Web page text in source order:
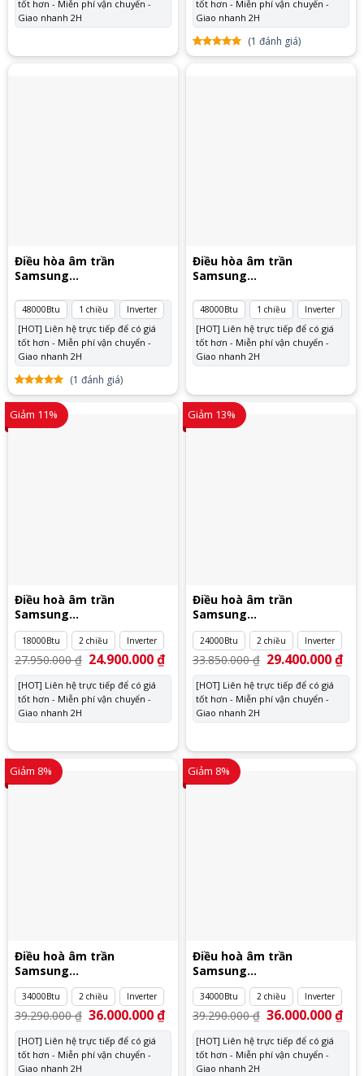
tốt hơn - Miễn phí vận chuyển -
Giao nhanh 2H
tốt hơn - Miễn phí vận chuyển -
Giao nhanh 2H
5.00trên
1
(1 đánh giá)
Điều hòa âm trần
Samsung
48000Btu 1 chiều Inverter
[HOT] Liên hệ trực tiếp để có giá
tốt hơn - Miễn phí vận chuyển -
Giao nhanh 2H
5.00trên
5 dựa
trên
1
đánh
(1 đánh giá)
Điều hòa âm trần
Samsung
48000Btu 1 chiều Inverter
[HOT] Liên hệ trực tiếp để có giá
tốt hơn - Miễn phí vận chuyển -
Giao nhanh 2H
Giảm 11%
Điều hoà âm trần
Samsung
AC052RN4DKG/EU
18000Btu 2 chiều Inverter
27.950.000₫ Giá
gốc
là:
27.950.000 ₫.
24.900.000₫Giá
tại
24.900.000 ₫.
[HOT] Liên hệ trực tiếp để có giá
tốt hơn - Miễn phí vận chuyển -
Giao nhanh 2H
Giảm 13%
Điều hoà âm trần
Samsung
AC071RN4DKG/EU
24000Btu 2 chiều Inverter
33.850.000₫ Giá
gốc
là:
33.850.000 ₫.
29.400.000₫Giá
tại
[HOT] Liên hệ trực tiếp để có giá
tốt hơn - Miễn phí vận chuyển -
Giao nhanh 2H
Giảm 8%
Điều hoà âm trần
Samsung
AC100RN4DKG/EU
34000Btu 2 chiều Inverter
39.290.000₫ Giá
gốc
là:
39.290.000 ₫.
36.000.000₫Giá
tại
36.000.000 ₫.
[HOT] Liên hệ trực tiếp để có giá
tốt hơn - Miễn phí vận chuyển -
Giao nhanh 2H
Giảm 8%
Điều hoà âm trần
Samsung
AC100RN4DKG/EU 3 pha
34000Btu 2 chiều Inverter
39.290.000₫ Giá
gốc
là:
39.290.000 ₫.
36.000.000₫Giá
tại
[HOT] Liên hệ trực tiếp để có giá
tốt hơn - Miễn phí vận chuyển -
Giao nhanh 2H